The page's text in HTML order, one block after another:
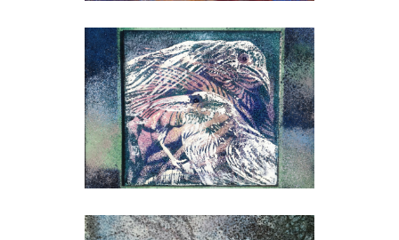
Lelkes lények